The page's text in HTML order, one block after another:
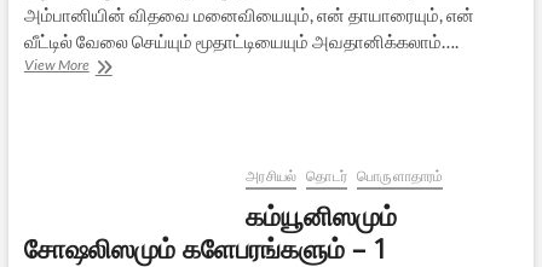
அம்பானியின் விதவை மனைவியையும், என் தாயாரையும், என்
வீட்டில் வேலை செய்யும் மூதாட்டியையும் அவதானிக்கலாம்….
View Moreகம்யூனிசமும்
அரசியல் தொடர் பொருளாதாரம்
கம்யூனிஸமும்
சோஷலிஸமும் களேபரங்களும் – 1